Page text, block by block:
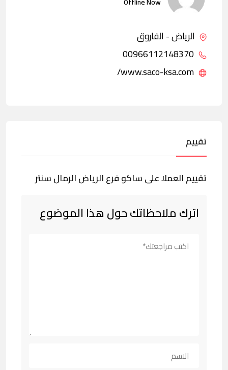
الرياض - الفاروق
تقييم
تقييم العملا على ساكو فرع الرياض الرمال سنتر
اترك ملاحظاتك حول هذا الموضوع